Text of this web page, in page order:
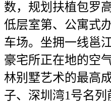
数，规划扶植包罗
低层室第、公寓式
车场。坐拥一线邕
豪宅所正在地的空
林别墅艺术的最高
子、深圳湾1号名